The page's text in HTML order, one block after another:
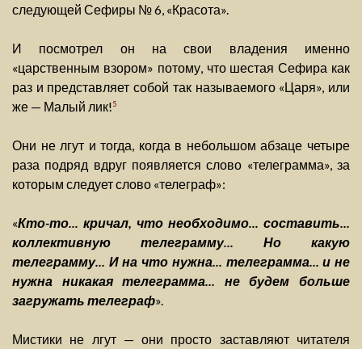
следующей Сефиры № 6, «Красота».
И посмотрел он на свои владения именно
«царственным взором» потому, что шестая Сефира как
раз и представляет собой так называемого «Царя», или
же — Малый лик!5
Они не лгут и тогда, когда в небольшом абзаце четыре
раза подряд вдруг появляется слово «телеграмма», за
которым следует слово «телеграф»:
«Кто-то... кричал, что необходимо... составить...
коллективную телеграмму... Но какую
телеграмму... И на что нужна... телеграмма... и не
нужна никакая телеграмма... не будем больше
загружать телеграф».
Мистики не лгут — они просто заставляют читателя